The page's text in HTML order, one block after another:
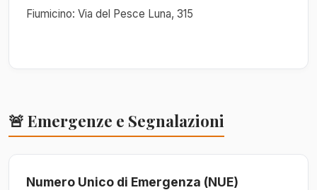
Fiumicino: Via del Pesce Luna, 315
🚨 Emergenze e Segnalazioni
Numero Unico di Emergenza (NUE)